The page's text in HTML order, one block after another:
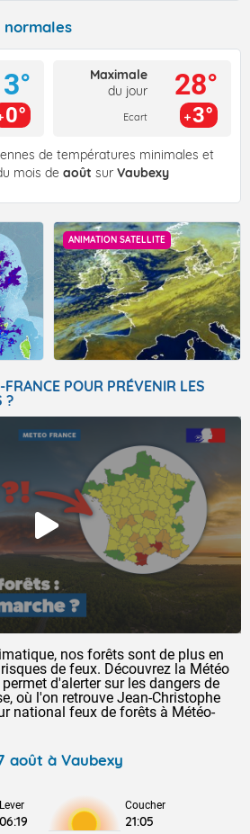
normales
0°
Maximale
du jour
Ecart
28°
3°
de températures minimales et
mois de août sur Vaubexy
ANIMATION SATELLITE
POUR PRÉVENIR LES
?
nos forêts sont de plus en
de feux. Découvrez la Météo
d'alerter sur les dangers de
où l'on retrouve Jean-Christophe
national feux de forêts à Météo-
août à Vaubexy
Lever
06:19
Coucher
21:05